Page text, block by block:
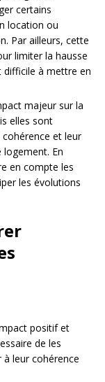
certains
location ou
Par ailleurs, cette
limiter la hausse
difficile à mettre en
majeur sur la
elles sont
et leur
En
en compte les
les évolutions
positif et
de les
leur cohérence